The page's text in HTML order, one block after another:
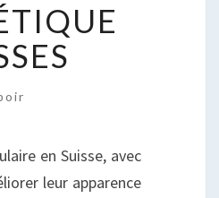
en Suisse, avec
leur apparence